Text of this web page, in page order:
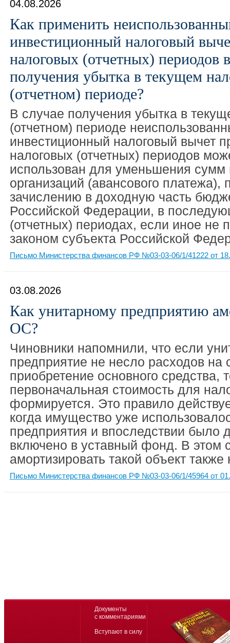
04.08.2026
Как применить
инвестиционный налоговый
налоговых (отчетных) периодов
получения убытка в текущем
(отчетном) периоде?
В случае получения убытка в
(отчетном) периоде
инвестиционный налоговый вычет
налоговых (отчетных) периодов
использован для уменьшения сумм
организаций (авансового
зачислению в доходную часть
Российской Федерации, в
(отчетных) периодах, если иное не
законом субъекта Российской
Письмо Министерства финансов РФ №03-03-06/1/41222 от
03.08.2026
Как унитарному предприятию
ОС?
Чиновники напомнили, что если
предприятие не несло расходов на
приобретение основного средства,
первоначальная стоимость для
формируется. Это правило
когда имущество уже
предприятия и впоследствии было
включено в уставный фонд. В этом
амортизировать такой объект также
Письмо Министерства финансов РФ №03-03-06/1/45964 от
Документы
с комментариями
Вступают в силу